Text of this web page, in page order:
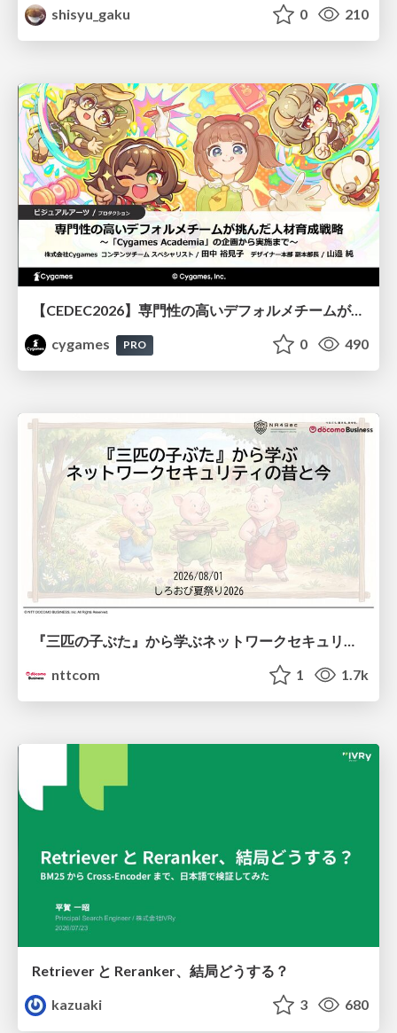
shisyu_gaku
0 210
【CEDEC2026】専門性の高いデフォルメチームが挑んだ人材育成戦略 〜Cygames Academiaの企画から実施まで〜
cygames
PRO 0 490
『三匹の子ぶた』から学ぶネットワークセキュリティの昔と今 / Network Security: Then and Now Through the Lens of The Three Little Pigs
nttcom
1 1.7k
Retriever と Reranker、結局どうする？
kazuaki
3 680